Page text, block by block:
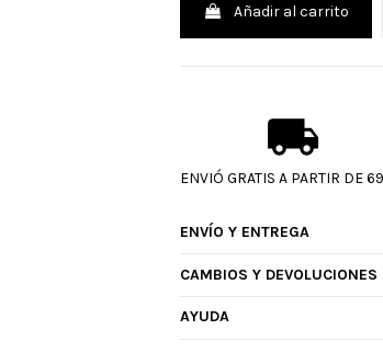
Añadir al carrito
ENVIÓ GRATIS A PARTIR DE
ENVÍO Y ENTREGA
CAMBIOS Y DEVOLUCIONES
AYUDA